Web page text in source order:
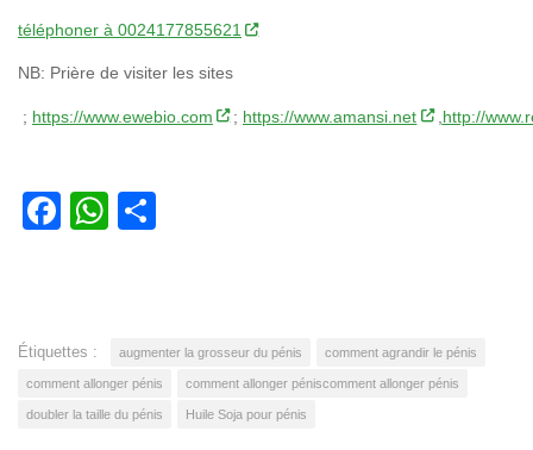
téléphoner à 0024177855621
NB: Prière de visiter les sites
; https://www.ewebio.com ; https://www.amansi.net , http://
Facebook
WhatsApp
Étiquettes : augmenter la grosseur du pénis comment agrandir le pénis
comment allonger pénis comment allonger péniscomment allonger pénis
doubler la taille du pénis Huile Soja pour pénis